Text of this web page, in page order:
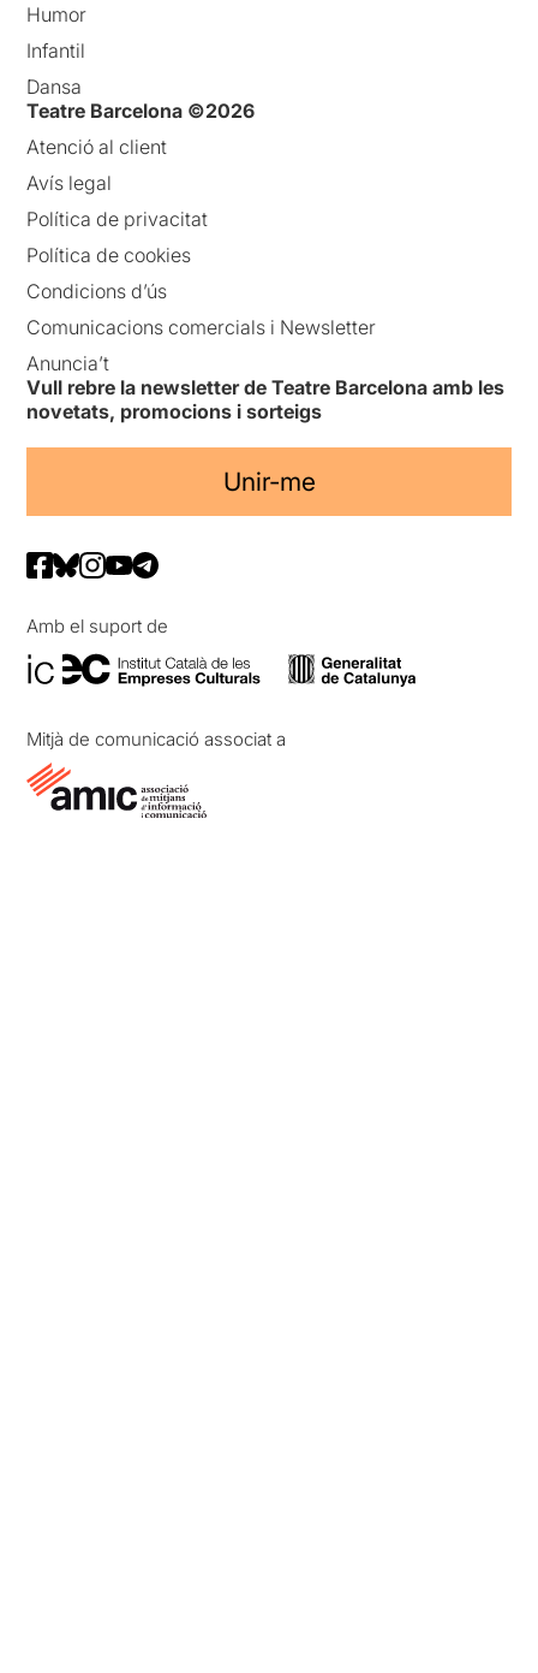
Humor
Infantil
Dansa
Teatre Barcelona ©2026
Atenció al client
Avís legal
Política de privacitat
Política de cookies
Condicions d’ús
Comunicacions comercials i Newsletter
Anuncia’t
Vull rebre la newsletter de Teatre Barcelona amb les
novetats, promocions i sorteigs
Unir-me
Amb el suport de
Mitjà de comunicació associat a